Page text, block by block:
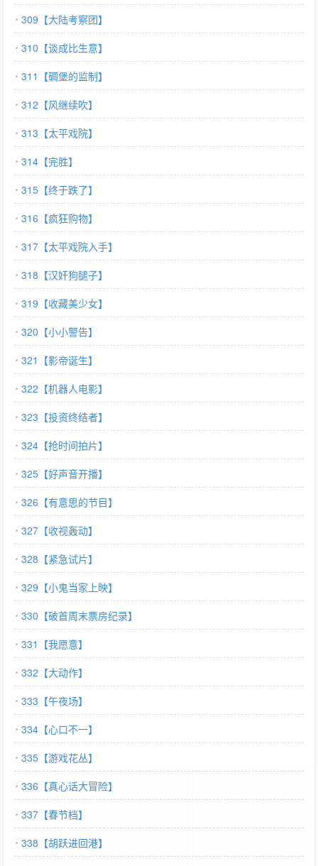
309【大陆考察团】
310【谈成比生意】
311【碉堡的监制】
312【风继续吹】
313【太平戏院】
314【完胜】
315【终于跌了】
316【疯狂购物】
317【太平戏院入手】
318【汉奸狗腿子】
319【收藏美少女】
320【小小警告】
321【影帝诞生】
322【机器人电影】
323【投资终结者】
324【抢时间拍片】
325【好声音开播】
326【有意思的节目】
327【收视轰动】
328【紧急试片】
329【小鬼当家上映】
330【破首周末票房纪录】
331【我愿意】
332【大动作】
333【午夜场】
334【心口不一】
335【游戏花丛】
336【真心话大冒险】
337【春节档】
338【胡跃进回港】